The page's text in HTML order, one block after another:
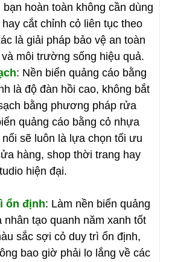
hoàn toàn không cần dùng
cắt chỉnh cỏ liên tục theo
là giải pháp bảo vệ an toàn
môi trường sống hiệu quả.
: Nền biển quảng cáo bằng
là độ đàn hồi cao, không bắt
bằng phương pháp rửa
quảng cáo bằng cỏ nhựa
sẽ luôn là lựa chọn tối ưu
hàng, shop thời trang hay
hiện đại.
ổn định: Làm nền biển quảng
nhân tạo quanh năm xanh tốt
sắc sợi cỏ duy trì ổn định,
bao giờ phải lo lắng về các